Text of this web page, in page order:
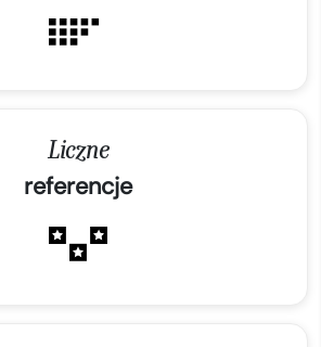
Liczne
referencje